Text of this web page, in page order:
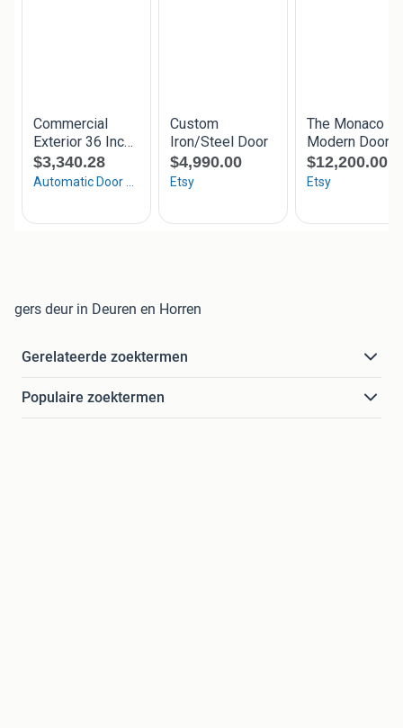
gers deur in Deuren en Horren
Gerelateerde zoektermen
Populaire zoektermen